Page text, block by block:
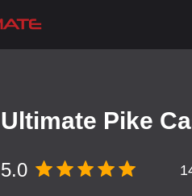
Ultimate Pike
5.0